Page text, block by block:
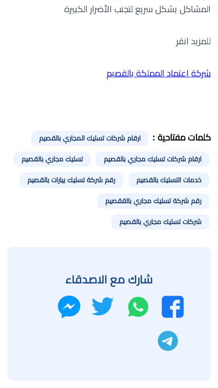
المشاكل بشكل سريع لتجنب الأضرار الكبيرة
للمزيد انقر
شركة اعتماد المملكة بالقصيم
كلمات مفتاحية : ارقام شركات تسليك المجاري بالقصيم
ارقام شركات تسليك مجاري بالقصيم تسليك مجاري بالقصيم
خدمات التسليك بالقصيم رقم شركة تسليك بيارات بالقصيم
رقم شركة تسليك مجاري بالققصيم
شركات تسليك مجاري بالقصيم
شارك مع الاصدقاء
فيسبوك
واتساب تويتر